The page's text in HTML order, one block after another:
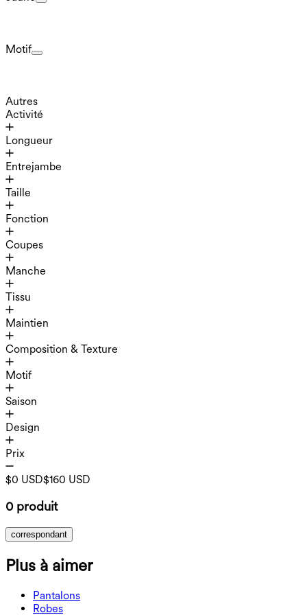
Motif
Autres
Activité
Longueur
Entrejambe
Taille
Fonction
Coupes
Manche
Tissu
Maintien
Composition & Texture
Motif
Saison
Design
Prix
$0 USD$160 USD
0 produit
correspondant
Plus à aimer
Pantalons
Pantalons
Robes